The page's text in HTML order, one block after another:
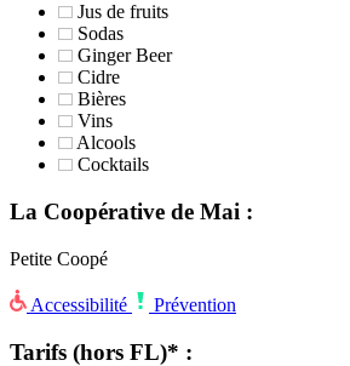
Jus de fruits
Sodas
Ginger Beer
Cidre
Bières
Vins
Alcools
Cocktails
La Coopérative de Mai :
Petite Coopé
Accessibilité Prévention
Tarifs (hors FL)* :